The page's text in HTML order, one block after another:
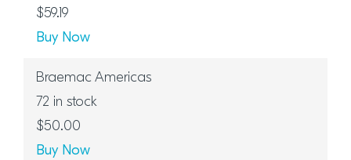
$59.19
Buy Now
Braemac Americas
72
$50.00
Buy Now